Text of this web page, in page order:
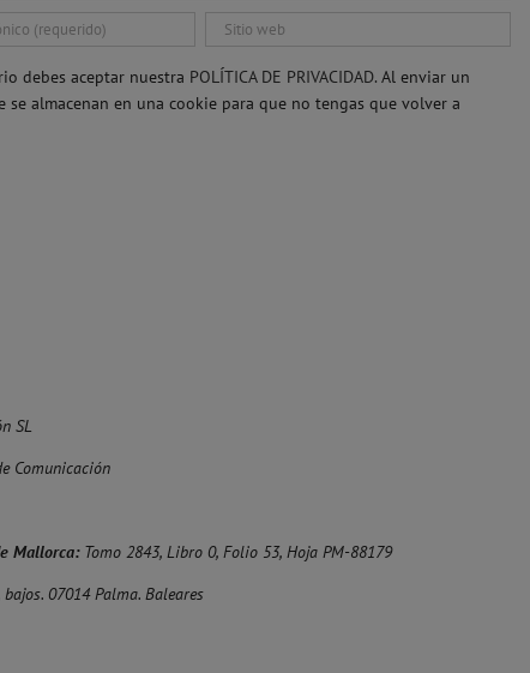
debes aceptar nuestra POLÍTICA DE PRIVACIDAD.Al enviar un
almacenan en una cookie para que no tengas que volver a
SL
Comunicación
Mallorca: Tomo 2843, Libro 0, Folio 53, Hoja PM-88179
07014 Palma. Baleares